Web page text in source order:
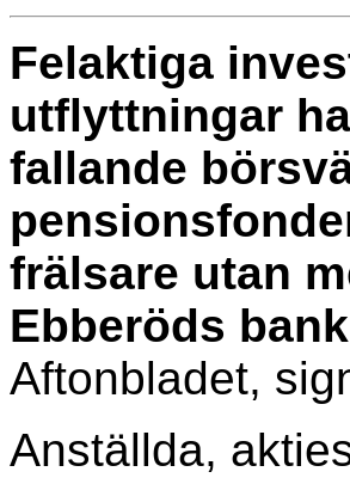
Felaktiga
utflyttningar
fallande
frälsare utan
Ebberöds
Aftonbladet,
Anställda,